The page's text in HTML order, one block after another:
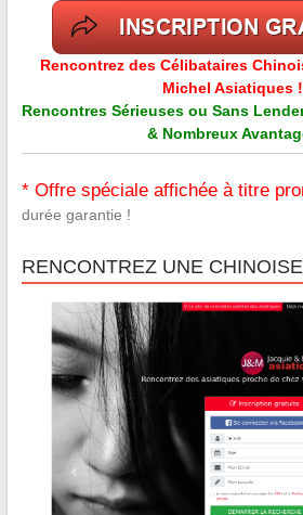
Rencontrez des Célibataires
Michel Asiatiques
Rencontres Sérieuses ou Sans
& Nombreux
* Offre spéciale affichée à titre
durée garantie !
RENCONTREZ UNE